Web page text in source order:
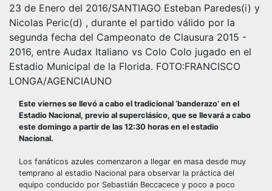
23 de Enero del 2016/SANTIAGO Esteban Paredes(i) y
Nicolas Peric(d) , durante el partido válido por la
segunda fecha del Campeonato de Clausura 2015 -
2016, entre Audax Italiano vs Colo Colo jugado en el
Estadio Municipal de la Florida. FOTO:FRANCISCO
LONGA/AGENCIAUNO
Este viernes se llevó a cabo el tradicional ‘banderazo’ en el
Estadio Nacional, previo al superclásico, que se llevará a cabo
este domingo a partir de las 12:30 horas en el estadio
Nacional.
Los fanáticos azules comenzaron a llegar en masa desde muy
temprano al estadio Nacional para observar la práctica del
equipo conducido por Sebastián Beccacece y poco a poco